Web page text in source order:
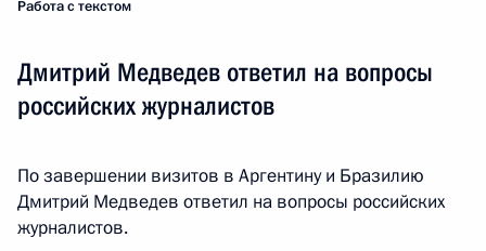
Работа с текстом
Дмитрий Медведев ответил на вопросы
российских журналистов
По завершении визитов в Аргентину и Бразилию
Дмитрий Медведев ответил на вопросы российских
журналистов.